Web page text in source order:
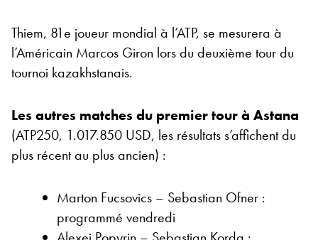
Thiem, 81e joueur mondial à l’ATP, se mesurera à
l’Américain Marcos Giron lors du deuxième tour du
tournoi kazakhstanais.
Les autres matches du premier tour à Astana
(ATP250, 1.017.850 USD, les résultats s’affichent du
plus récent au plus ancien) :
Marton Fucsovics – Sebastian Ofner :
programmé vendredi